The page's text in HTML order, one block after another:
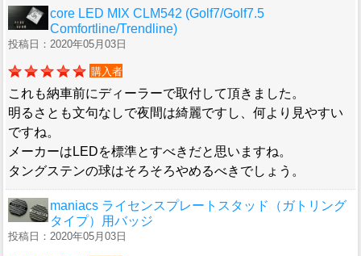
core LED MIX CLM542 (Golf7/Golf7.5
Comfortline/Trendline)
投稿日：2020年05月03日
購入者
これも納車前にディーラーで取付して頂きました。
明るさとも文句なしで夜間は綺麗ですし、何より見やすい
ですね。
メーカーはLEDを標準とすべきだと思いますね。
タングステンの球はそろそろやめるべきでしょう。
maniacs ライセンスプレートスタッド（ガトリング
タイプ）用バッジ
投稿日：2020年05月03日